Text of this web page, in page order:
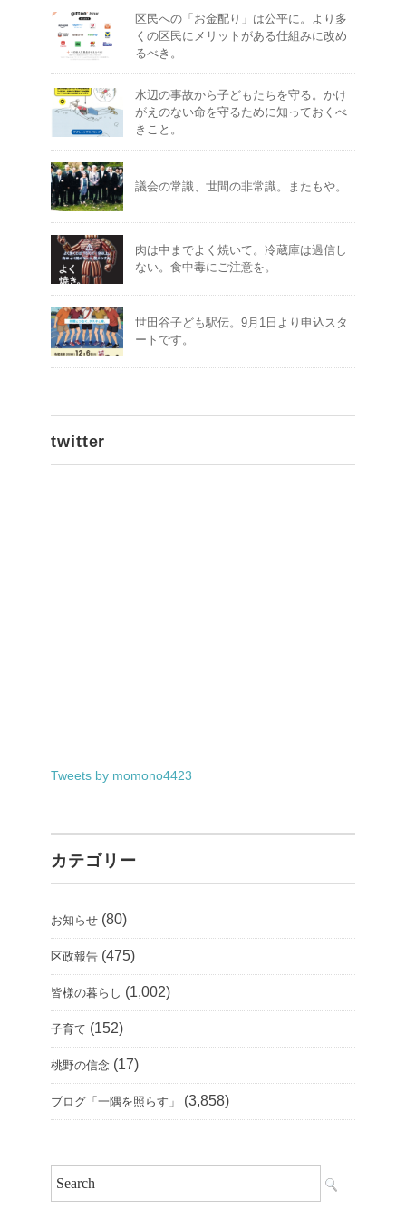
区民への「お金配り」は公平に。より多
くの区民にメリットがある仕組みに改め
るべき。
水辺の事故から子どもたちを守る。かけ
がえのない命を守るために知っておくべ
きこと。
議会の常識、世間の非常識。またもや。
肉は中までよく焼いて。冷蔵庫は過信し
ない。食中毒にご注意を。
世田谷子ども駅伝。9月1日より申込スタ
ートです。
twitter
Tweets by momono4423
カテゴリー
お知らせ (80)
区政報告 (475)
皆様の暮らし (1,002)
子育て (152)
桃野の信念 (17)
ブログ「一隅を照らす」 (3,858)